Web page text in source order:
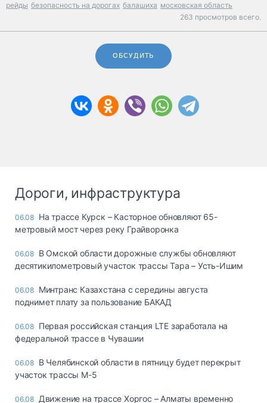
рейды безопасность на дорогах балашиха московская область
263 просмотров всего.
ОБСУДИТЬ
Дороги, инфраструктура
06.08 На трассе Курск – Касторное обновляют 65-
метровый мост через реку Грайворонка
06.08 В Омской области дорожные службы обновляют
десятикилометровый участок трассы Тара – Усть-Ишим
06.08 Минтранс Казахстана с середины августа
поднимет плату за пользование БАКАД
06.08 Первая российская станция LTE заработала на
федеральной трассе в Чувашии
06.08 В Челябинской области в пятницу будет перекрыт
участок трассы М-5
06.08 Движение на трассе Хоргос – Алматы временно